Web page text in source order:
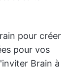
pour créer
pour vos
Brain à